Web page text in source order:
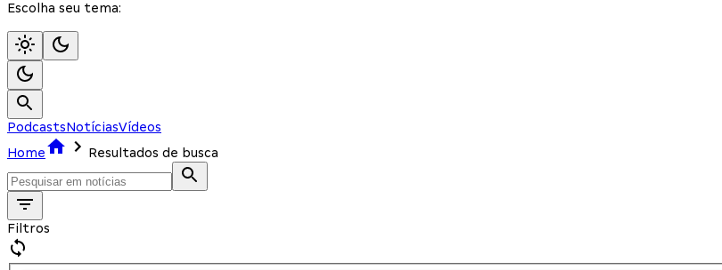
Escolha seu tema:
PodcastsNotíciasVídeos
Home
Resultados de busca
Filtros